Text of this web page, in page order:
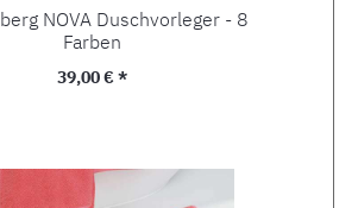
NOVA Duschvorleger - 8
Farben
Regulärer Preis:
39,00 € *